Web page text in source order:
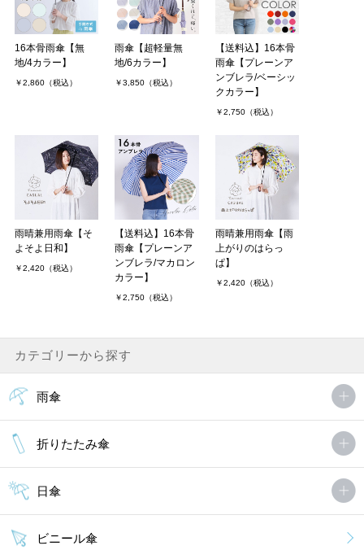
16本骨雨傘【無
地/4カラー】
￥2,860（税込）
雨傘【超軽量無
地/6カラー】
￥3,850（税込）
【送料込】16本骨
雨傘【プレーンア
ンブレラ/ベーシッ
クカラー】
￥2,750（税込）
雨晴兼用雨傘【そ
よそよ日和】
￥2,420（税込）
【送料込】16本骨
雨傘【プレーンア
ンブレラ/マカロン
カラー】
￥2,750（税込）
雨晴兼用雨傘【雨
上がりのはらっ
ぱ】
￥2,420（税込）
カテゴリーから探す
雨傘
折りたたみ傘
日傘
ビニール傘